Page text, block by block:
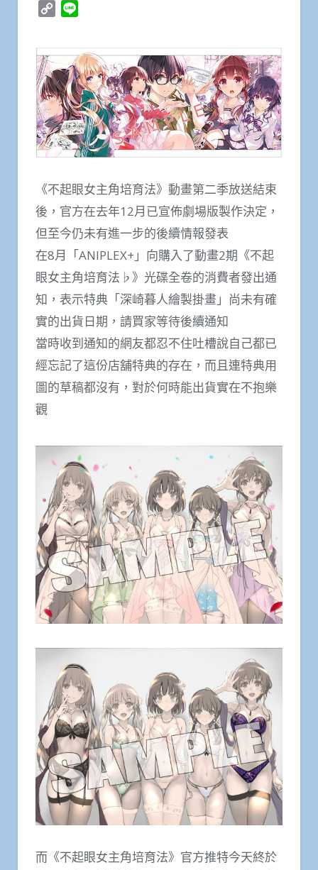
Copy
《不起眼女主角培育法》動畫第二季放送結束
後，官方在去年12月已宣佈劇場版製作決定，
但至今仍未有進一步的後續情報發表
在8月「ANIPLEX+」向購入了動畫2期《不起
眼女主角培育法♭》光碟全卷的消費者發出通
知，表示特典「深崎暮人繪製掛畫」尚未有確
實的出貨日期，請買家等待後續通知
當時收到通知的網友都忍不住吐槽說自己都已
經忘記了這份店舖特典的存在，而且連特典用
圖的草稿都沒有，對於何時能出貨實在不抱樂
觀
而《不起眼女主角培育法》官方推特今天終於